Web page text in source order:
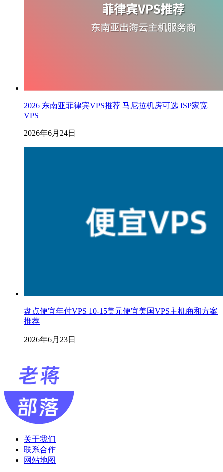
2026 东南亚菲律宾VPS推荐 马尼拉机房可选 ISP家宽
VPS
2026年6月24日
盘点便宜年付VPS 10-15美元便宜美国VPS主机商和方案
推荐
2026年6月23日
关于我们
联系合作
网站地图